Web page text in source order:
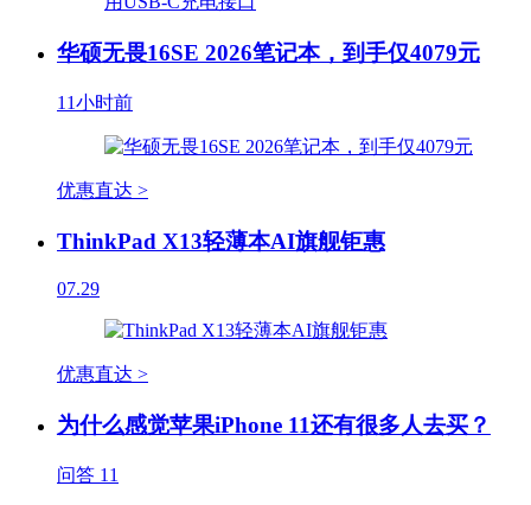
华硕无畏16SE 2026笔记本，到手仅4079元
11小时前
优惠直达 >
ThinkPad X13轻薄本AI旗舰钜惠
07.29
优惠直达 >
为什么感觉苹果iPhone 11还有很多人去买？
问答 11